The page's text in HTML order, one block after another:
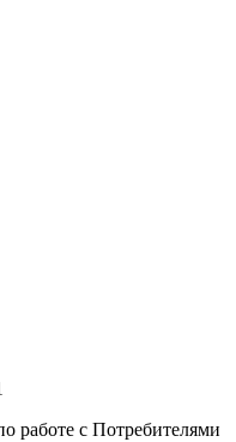
работе с Потребителями